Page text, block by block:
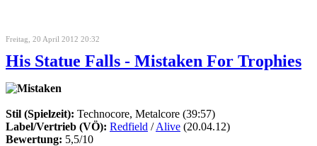
Freitag, 20 April 2012 20:32
His Statue Falls - Mistaken For Trophies
Stil (Spielzeit): Technocore, Metalcore (39:57)
Label/Vertrieb (VÖ): Redfield /Alive (20.04.12)
Bewertung: 5,5/10